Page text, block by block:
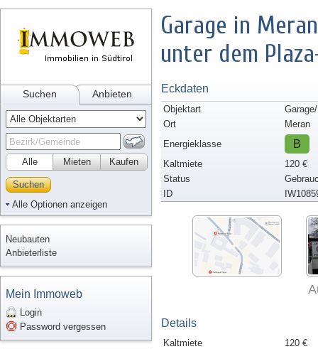
Suchen Anbieten
Alle Kaufen
Mieten
Suchen
Alle Optionen anzeigen
Neubauten
Anbieterliste
Mein Immoweb
Login
Password vergessen
Garage in
unter dem
Eckdaten
Objektart
Ort
Meran
Energieklasse
B
Kaltmiete
120 €
Status
ID
Details
Kaltmiete
120 €